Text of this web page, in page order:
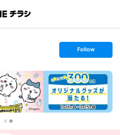
s
t
o
l
l
o
w
Follow